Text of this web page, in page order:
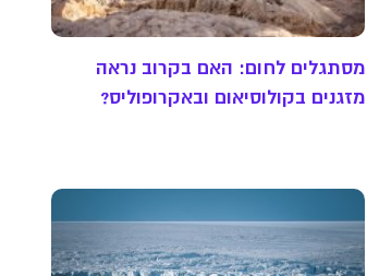
מסתגלים לחום: האם בקרוב נראה
מזגנים בקולוסיאום ובאקרופוליס?